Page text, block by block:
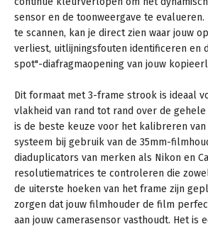
sensor en de toonweergave te
te scannen, kan je direct zien waar jouw
verliest, uitlijningsfouten identificeren en
spot"-diafragmaopening van jouw
Dit formaat met 3-frame strook is ideaal
vlakheid van rand tot rand over de
is de beste keuze voor het kalibreren van
systeem bij gebruik van de 35mm-
diaduplicators van merken als Nikon en
resolutiematrices te controleren die
de uiterste hoeken van het frame zijn
zorgen dat jouw filmhouder de film
aan jouw camerasensor vasthoudt. Het is